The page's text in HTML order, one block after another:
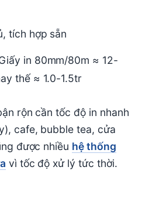
tích hợp sẵn
in 80mm/80m ≈ 12-
thế ≈ 1.0-1.5tr
rộn cần tốc độ in nhanh
cafe, bubble tea, cửa
được nhiều hệ thống
vì tốc độ xử lý tức thời.